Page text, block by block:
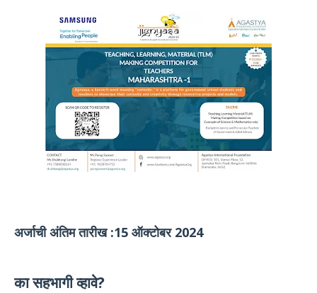
अर्जाची अंतिम तारीख :15 ऑक्टोबर 2024
का सहभागी व्हावे?